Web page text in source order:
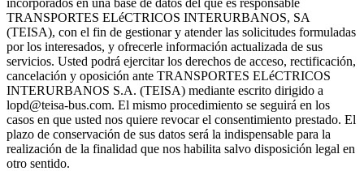
incorporados en una base de datos del que es responsable
TRANSPORTES ELéCTRICOS INTERURBANOS, SA
(TEISA), con el fin de gestionar y atender las solicitudes formuladas
por los interesados, y ofrecerle información actualizada de sus
servicios. Usted podrá ejercitar los derechos de acceso, rectificación,
cancelación y oposición ante TRANSPORTES ELéCTRICOS
INTERURBANOS S.A. (TEISA) mediante escrito dirigido a
lopd@teisa-bus.com. El mismo procedimiento se seguirá en los
casos en que usted nos quiere revocar el consentimiento prestado. El
plazo de conservación de sus datos será la indispensable para la
realización de la finalidad que nos habilita salvo disposición legal en
otro sentido.